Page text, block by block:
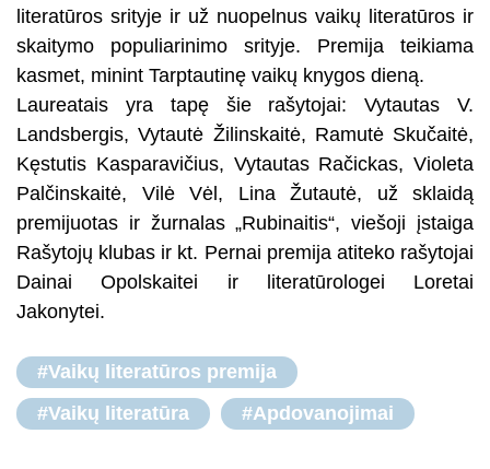
literatūros srityje ir už nuopelnus vaikų literatūros ir
skaitymo populiarinimo srityje. Premija teikiama
kasmet, minint Tarptautinę vaikų knygos dieną.
Laureatais yra tapę šie rašytojai: Vytautas V.
Landsbergis, Vytautė Žilinskaitė, Ramutė Skučaitė,
Kęstutis Kasparavičius, Vytautas Račickas, Violeta
Palčinskaitė, Vilė Vėl, Lina Žutautė, už sklaidą
premijuotas ir žurnalas „Rubinaitis“, viešoji įstaiga
Rašytojų klubas ir kt. Pernai premija atiteko rašytojai
Dainai Opolskaitei ir literatūrologei Loretai
Jakonytei.
#Vaikų literatūros premija
#Vaikų literatūra
#Apdovanojimai